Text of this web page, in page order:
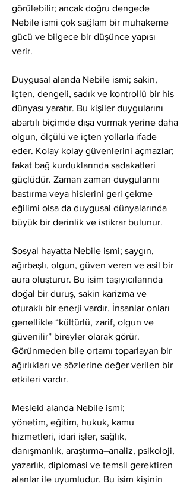
görülebilir; ancak doğru dengede
Nebile ismi çok sağlam bir muhakeme
gücü ve bilgece bir düşünce yapısı
verir.
Duygusal alanda Nebile ismi; sakin,
içten, dengeli, sadık ve kontrollü bir his
dünyası yaratır. Bu kişiler duygularını
abartılı biçimde dışa vurmak yerine daha
olgun, ölçülü ve içten yollarla ifade
eder. Kolay kolay güvenlerini açmazlar;
fakat bağ kurduklarında sadakatleri
güçlüdür. Zaman zaman duygularını
bastırma veya hislerini geri çekme
eğilimi olsa da duygusal dünyalarında
büyük bir derinlik ve istikrar bulunur.
Sosyal hayatta Nebile ismi; saygın,
ağırbaşlı, olgun, güven veren ve asil bir
aura oluşturur. Bu isim taşıyıcılarında
doğal bir duruş, sakin karizma ve
oturaklı bir enerji vardır. İnsanlar onları
genellikle “kültürlü, zarif, olgun ve
güvenilir” bireyler olarak görür.
Görünmeden bile ortamı toparlayan bir
ağırlıkları ve sözlerine değer verilen bir
etkileri vardır.
Mesleki alanda Nebile ismi;
yönetim, eğitim, hukuk, kamu
hizmetleri, idari işler, sağlık,
danışmanlık, araştırma–analiz, psikoloji,
yazarlık, diplomasi ve temsil gerektiren
alanlar ile uyumludur. Bu isim kişinin